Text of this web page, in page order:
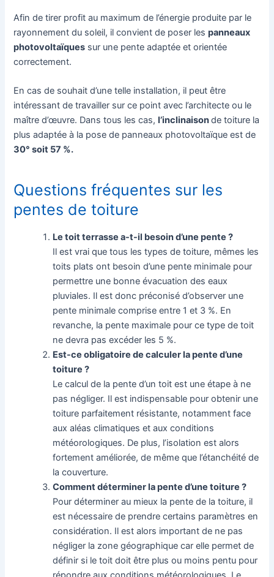
Afin de tirer profit au maximum de l’énergie produite par le
rayonnement du soleil, il convient de poser lespanneaux
photovoltaïques sur une pente adaptée et orientée
correctement.
En cas de souhait d’une telle installation, il peut être
intéressant de travailler sur ce point avec l’architecte ou le
maître d’œuvre. Dans tous les cas,l’inclinaisonde toiture la
plus adaptée à la pose de panneaux photovoltaïque est de
30° soit 57 %.
Questions fréquentes sur les
pentes de toiture
Le toit terrasse a-t-il besoin d’une pente ?
Il est vrai que tous les types de toiture, mêmes les
toits plats ont besoin d’une pente minimale pour
permettre une bonne évacuation des eaux
pluviales. Il est donc préconisé d’observer une
pente minimale comprise entre 1 et 3 %. En
revanche, la pente maximale pour ce type de toit
ne devra pas excéder les 5 %.
Est-ce obligatoire de calculer la pente d’une
toiture ?
Le calcul de la pente d’un toit est une étape à ne
pas négliger. Il est indispensable pour obtenir une
toiture parfaitement résistante, notamment face
aux aléas climatiques et aux conditions
météorologiques. De plus, l’isolation est alors
fortement améliorée, de même que l’étanchéité de
la couverture.
Comment déterminer la pente d’une toiture ?
Pour déterminer au mieux la pente de la toiture, il
est nécessaire de prendre certains paramètres en
considération. Il est alors important de ne pas
négliger la zone géographique car elle permet de
définir si le toit doit être plus ou moins pentu pour